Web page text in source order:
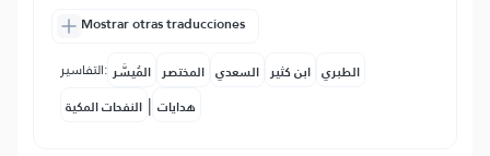
Mostrar otras traducciones
التفاسير: المُيسَّر المختصر السعدي ابن كثير الطبري
النفحات المكية | هدايات